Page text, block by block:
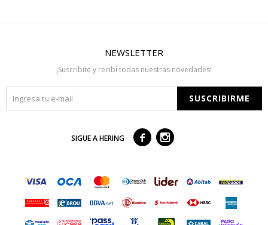
NEWSLETTER
¡Suscribite y recibí todas nuestras novedades!
SUSCRIBIRME
SIGUE A HERING  